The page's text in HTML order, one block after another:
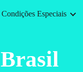
Skip to main content
Condições Especiais
Brasil